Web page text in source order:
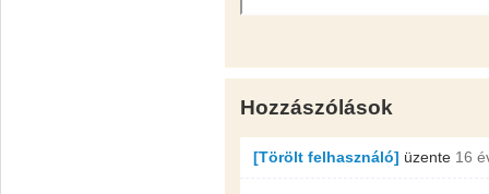
Hozzászólások
[Törölt felhasználó] üzente 16